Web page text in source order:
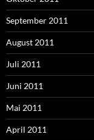
September 2011
August 2011
Juli 2011
Juni 2011
Mai 2011
April 2011